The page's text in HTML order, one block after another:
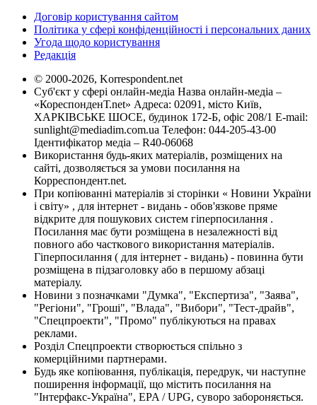
Договір користування сайтом
Політика у сфері конфіденційності і персональних даних
Угода щодо користування
Редакція
© 2000-2026, Korrespondent.net
Суб'єкт у сфері онлайн-медіа Назва онлайн-медіа –
«КореспонденТ.net» Адреса: 02091, місто Київ,
ХАРКІВСЬКЕ ШОСЕ, будинок 172-Б, офіс 208/1 E-mail:
sunlight@mediadim.com.ua Телефон: 044-205-43-00
Ідентифікатор медіа – R40-06068
Використання будь-яких матеріалів, розміщених на
сайті, дозволяється за умови посилання на
Корреспондент.net.
При копіюванні матеріалів зі сторінки « Новини України
і світу» , для інтернет - видань - обов'язкове пряме
відкрите для пошукових систем гіперпосилання .
Посилання має бути розміщена в незалежності від
повного або часткового використання матеріалів.
Гіперпосилання ( для інтернет - видань) - повинна бути
розміщена в підзаголовку або в першому абзаці
матеріалу.
Новини з позначками "Думка", "Експертиза", "Заява",
"Регіони", "Гроші", "Влада", "Вибори", "Тест-драйв",
"Спецпроекти", "Промо" публікуються на правах
реклами.
Розділ Спецпроекти створюється спільно з
комерційними партнерами.
Будь яке копіювання, публікація, передрук, чи наступне
поширення інформації, що містить посилання на
"Інтерфакс-Україна", EPA / UPG, суворо забороняється.